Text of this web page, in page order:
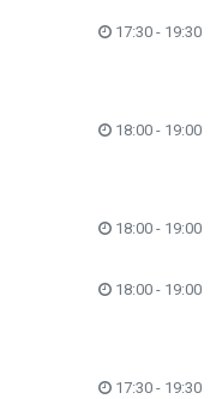
17:30 - 19:30
18:00 - 19:00
18:00 - 19:00
18:00 - 19:00
17:30 - 19:30